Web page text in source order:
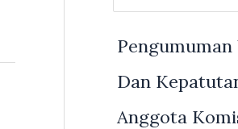
Dan
Anggota